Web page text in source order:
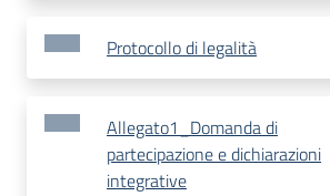
Protocollo di legalità
Allegato1_Domanda di
partecipazione e dichiarazioni
integrative